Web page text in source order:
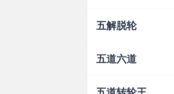
五解脱轮
五道六道